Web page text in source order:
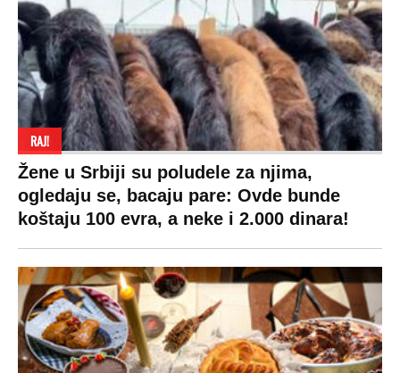
RAJ!
Žene u Srbiji su poludele za njima,
ogledaju se, bacaju pare: Ovde bunde
koštaju 100 evra, a neke i 2.000 dinara!